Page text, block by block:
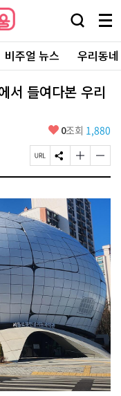
검
창
열
기
메
뉴
전
체
보
기
비주얼 뉴스 우리동
서 들여다본 우리
좋
요
0조회 1,880
페
이
U
R
L
복
사
S
N
공
유
하
기
글
자
기
크
게
변
경
하
기
글
자
기
경
하
기